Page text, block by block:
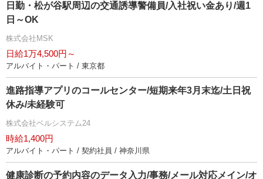
日勤・松が谷駅周辺の交通誘導警備員/入社祝い金あり/週1
日～OK
株式会社MSK
日給1万4,500円～
アルバイト・パート / 東京都
進路指導アプリのコールセンター/短期来年3月末迄/土日祝
休み/未経験可
株式会社ベルシステム24
時給1,400円
アルバイト・パート / 契約社員 / 神奈川県
健康診断の予約内容のデータ入力/事務/メール対応メイン/オ